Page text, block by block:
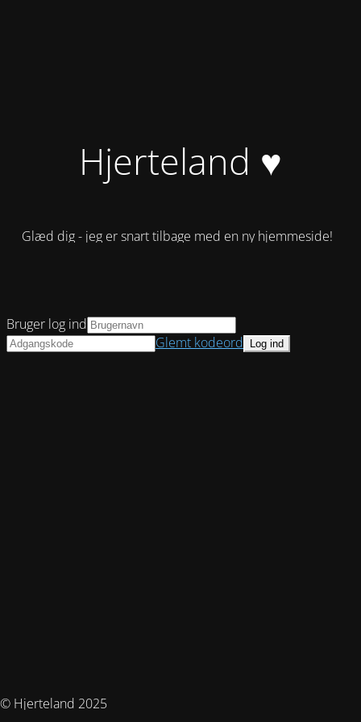
Hjerteland ♥
Glæd dig - jeg er snart tilbage med en ny hjemmeside!
© Hjerteland 2025
Bruger log ind
Glemt kodeord